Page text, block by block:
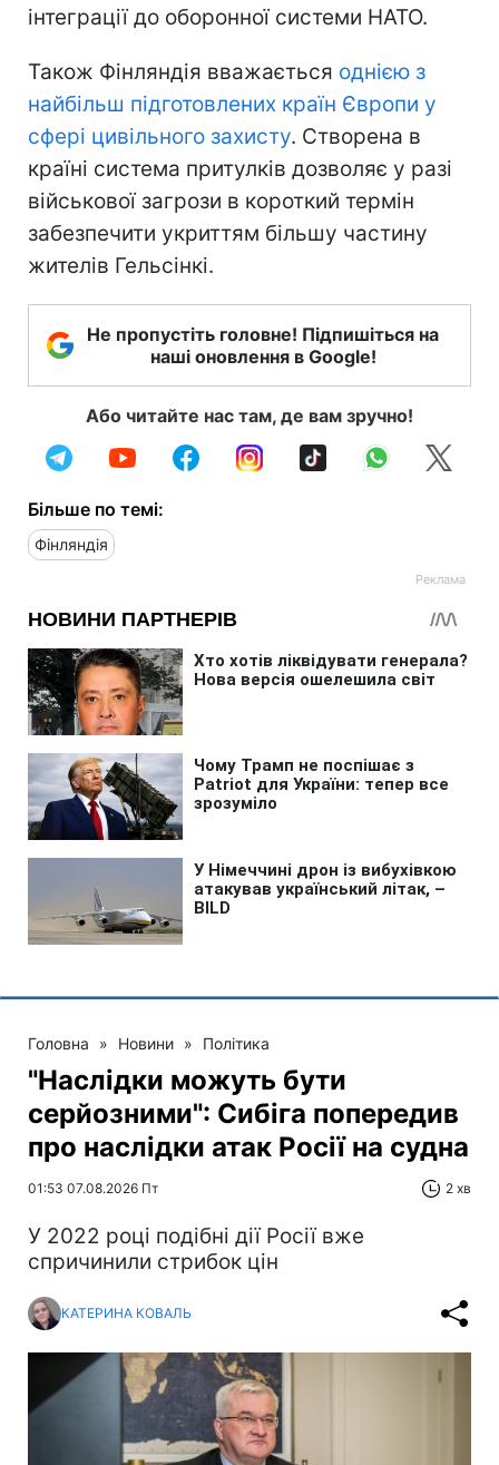
інтеграції до оборонної системи НАТО.
Також Фінляндія вважається однією з
найбільш підготовлених країн Європи у
сфері цивільного захисту. Створена в
країні система притулків дозволяє у разі
військової загрози в короткий термін
забезпечити укриттям більшу частину
жителів Гельсінкі.
Не пропустіть головне! Підпишіться на
наші оновлення в Google!
Або читайте нас там, де вам зручно!
Більше по темі:
Фінляндія
Головна » Новини » Політика
"Наслідки можуть бути
серйозними": Сибіга попередив
про наслідки атак Росії на судна
01:53 07.08.2026 Пт 2 хв
У 2022 році подібні дії Росії вже
спричинили стрибок цін
КАТЕРИНА КОВАЛЬ